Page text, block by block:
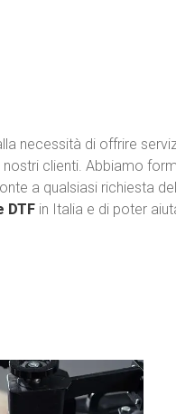
necessità di offrire
nostri clienti. Abbiamo
a qualsiasi richiesta
DTF in Italia e di poter